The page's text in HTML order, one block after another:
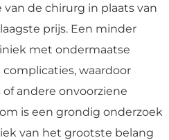
de chirurg in plaats van
prijs. Een minder
met ondermaatse
waardoor
andere onvoorziene
is een grondig onderzoek
van het grootste belang